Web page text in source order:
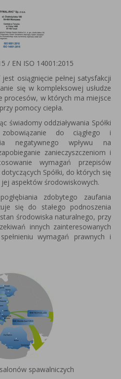
/ EN ISO 14001:2015
jest osiągnięcie pełnej satysfakcji
się w kompleksowej usłudze
procesów, w których ma miejsce
pomocy ciepła.
świadomy oddziaływania Spółki
do ciągłego i
negatywnego wpływu na
zanieczyszczeniom i
wymagań przepisów
Spółki, do których się
aspektów środowiskowych.
zdobytego zaufania
się do stałego podnoszenia
środowiska naturalnego, przy
innych zainteresowanych
wymagań prawnych i
spawalniczych